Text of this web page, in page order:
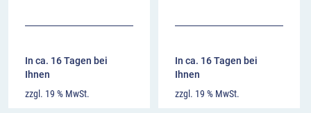
In ca. 16 Tagen bei
Ihnen
zzgl. 19 % MwSt.
In ca. 16 Tagen bei
Ihnen
zzgl. 19 % MwSt.